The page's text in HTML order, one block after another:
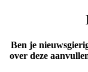
Ben je
over deze